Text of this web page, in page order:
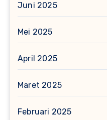
Juni 2025
Mei 2025
April 2025
Maret 2025
Februari 2025